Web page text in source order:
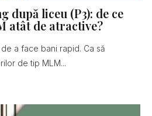
după liceu (P3): de ce
atât de atractive?
a face bani rapid. Ca să
de tip MLM...